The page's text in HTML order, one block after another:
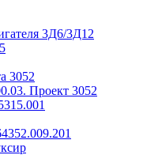
3Д6/3Д12
3052
Проект 3052